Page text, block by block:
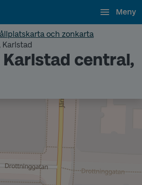
Meny
och zonkarta
Karlstad
central,